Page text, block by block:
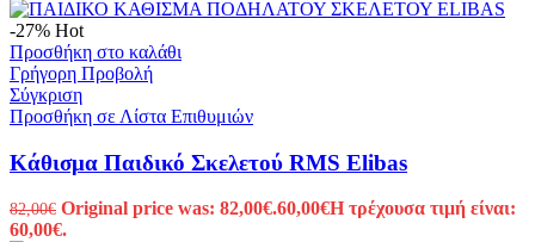
-27% Hot
Προσθήκη στο καλάθι
Γρήγορη Προβολή
Σύγκριση
Προσθήκη σε Λίστα Επιθυμιών
Κάθισμα Παιδικό Σκελετού RMS Elibas
82,00€ Original price was: 82,00€.60,00€Η τρέχουσα τιμή είναι:
60,00€.